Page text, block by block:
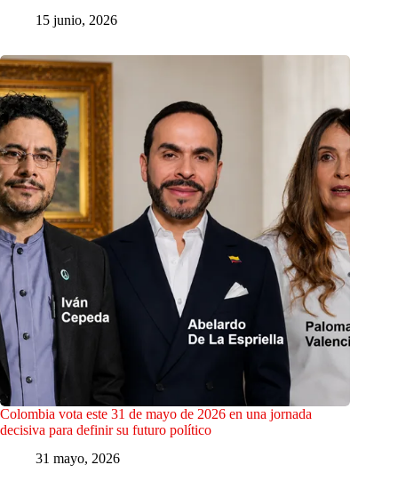
15 junio, 2026
Colombia vota este 31 de mayo de 2026 en una jornada
decisiva para definir su futuro político
31 mayo, 2026